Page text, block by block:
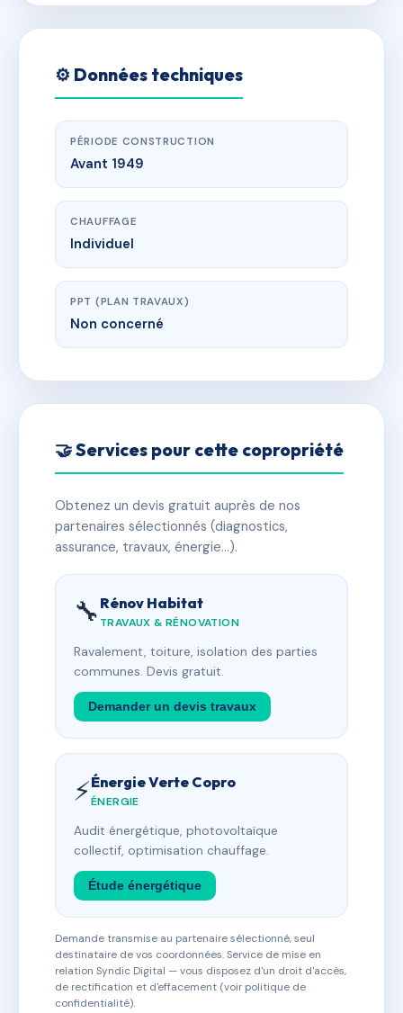
⚙️ Données techniques
PÉRIODE CONSTRUCTION
Avant 1949
CHAUFFAGE
Individuel
PPT (PLAN TRAVAUX)
Non concerné
🤝 Services pour cette copropriété
Obtenez un devis gratuit auprès de nos
partenaires sélectionnés (diagnostics,
assurance, travaux, énergie…).
🔧 Rénov Habitat
TRAVAUX & RÉNOVATION
Ravalement, toiture, isolation des parties
communes. Devis gratuit.
Demander un devis travaux
⚡Énergie Verte Copro
ÉNERGIE
Audit énergétique, photovoltaïque
collectif, optimisation chauffage.
Étude énergétique
Demande transmise au partenaire sélectionné, seul
destinataire de vos coordonnées. Service de mise en
relation Syndic Digital — vous disposez d'un droit d'accès,
de rectification et d'effacement (voir politique de
confidentialité).